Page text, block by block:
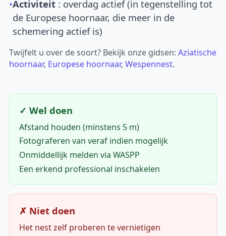
•Activiteit : overdag actief (in tegenstelling tot
de Europese hoornaar, die meer in de
schemering actief is)
Twijfelt u over de soort? Bekijk onze gidsen:Aziatische
hoornaar, Europese hoornaar,Wespennest.
✓ Wel doen
Afstand houden (minstens 5 m)
Fotograferen van veraf indien mogelijk
Onmiddellijk melden via WASPP
Een erkend professional inschakelen
✗ Niet doen
Het nest zelf proberen te vernietigen